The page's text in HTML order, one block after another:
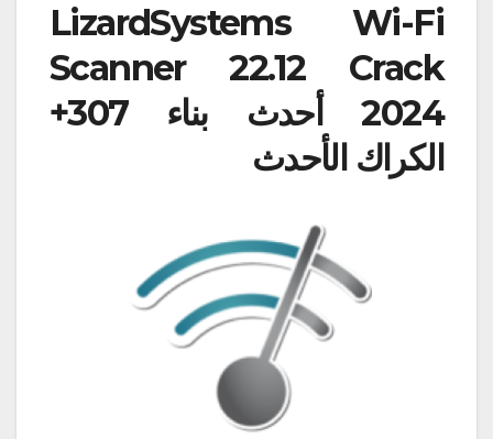
LizardSystems Wi-Fi
Scanner 22.12 Crack
2024 أحدث بناء 307+
الكراك الأحدث